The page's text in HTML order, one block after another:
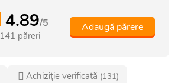
4.89/5
141 păreri
Adaugă părere
Achiziție verificată (131)